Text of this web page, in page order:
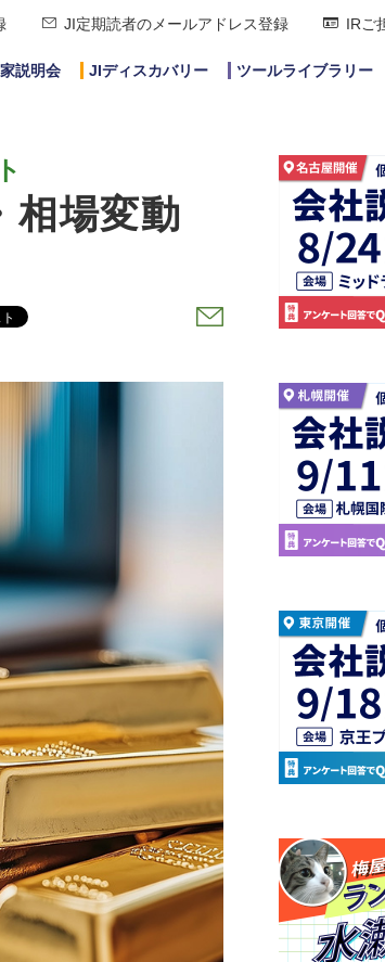
JI定期読者のメールアドレス登録 IRご
説明会 JIディスカバリー ツールライブラリー
相場変動